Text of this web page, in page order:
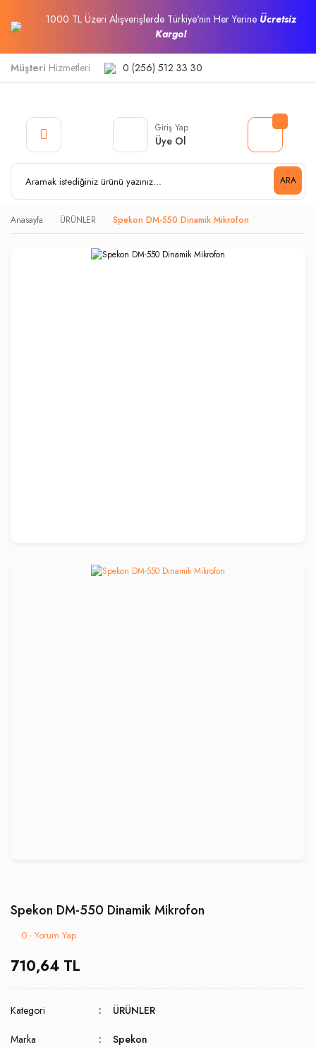
1000 TL Üzeri Alışverişlerde Türkiye'nin Her Yerine Ücretsiz
Kargo!
Müşteri Hizmetleri 0 (256) 512 33 30
ARA
Giriş Yap
Üye Ol
Anasayfa ÜRÜNLER Spekon DM-550 Dinamik Mikrofon
Spekon DM-550 Dinamik Mikrofon
0 - Yorum Yap
710,64 TL
Kategori ÜRÜNLER
Marka Spekon